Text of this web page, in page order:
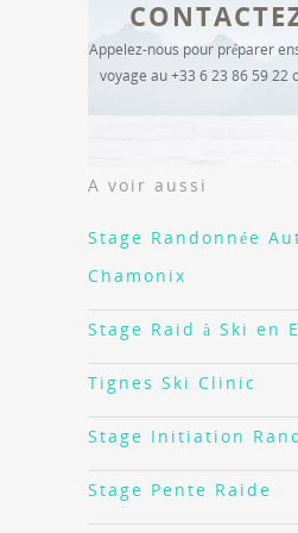
Appelez-nous pour préparer
voyage au +33 6 23 86 59 22
A voir aussi
Stage Randonnée
Chamonix
Stage Raid à Ski en
Tignes Ski Clinic
Stage Initiation
Stage Pente Raide